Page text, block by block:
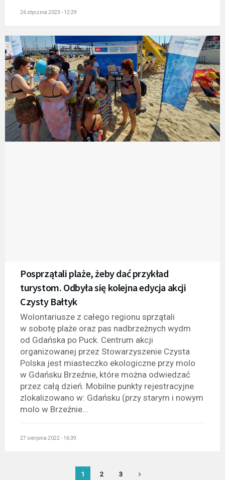
26 stycznia 2023 - 12:29
Posprzątali plaże, żeby dać przykład
turystom. Odbyła się kolejna edycja akcji
Czysty Bałtyk
Wolontariusze z całego regionu sprzątali
w sobotę plaże oraz pas nadbrzeżnych wydm
od Gdańska po Puck. Centrum akcji
organizowanej przez Stowarzyszenie Czysta
Polska jest miasteczko ekologiczne przy molo
w Gdańsku Brzeźnie, które można odwiedzać
przez całą dzień. Mobilne punkty rejestracyjne
zlokalizowano w: Gdańsku (przy starym i nowym
molo w Brzeźnie...
27 sierpnia 2022 - 16:39
1 2 3